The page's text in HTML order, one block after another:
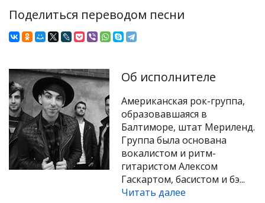
Поделиться переводом песни
Об исполнителе
Американская рок-группа,
образовавшаяся в
Балтиморе, штат Мериленд.
Группа была основана
вокалистом и ритм-
гитаристом Алексом
Гаскартом, басистом и бэ...
Читать далее